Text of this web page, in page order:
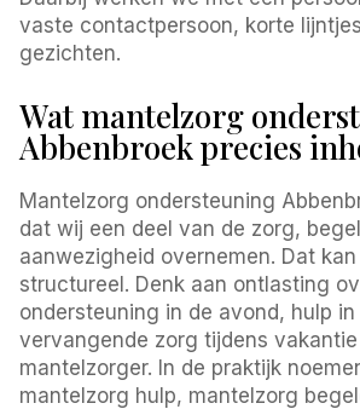
vaste contactpersoon, korte
gezichten.
Wat mantelzorg
Abbenbroek precies
Mantelzorg ondersteuning
dat wij een deel van de zorg,
aanwezigheid overnemen. Dat
structureel. Denk aan ontlasting
ondersteuning in de avond, hulp
vervangende zorg tijdens
mantelzorger. In de praktijk
mantelzorg hulp, mantelzorg